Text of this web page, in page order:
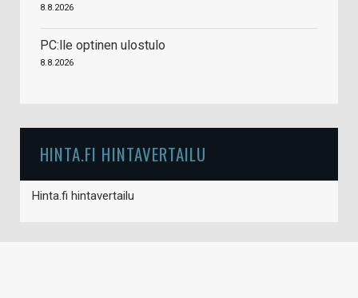
8.8.2026
PC:lle optinen ulostulo
8.8.2026
HINTA.FI HINTAVERTAILU
Hinta.fi hintavertailu